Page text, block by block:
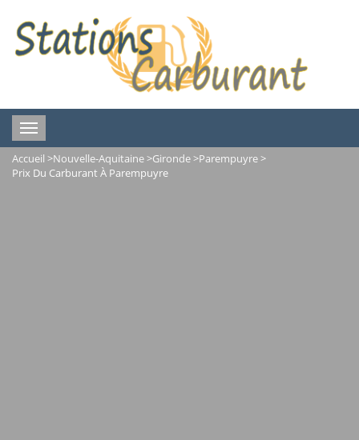
Toggle
navigation
Accueil >Nouvelle-Aquitaine>Gironde>Parempuyre>
Prix Du Carburant À Parempuyre